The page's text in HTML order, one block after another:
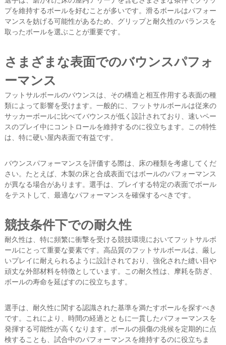
プを維持するボールを好むことが多いです。滑るボールはパフォー
マンスを妨げる可能性があるため、グリップと耐久性のバランスを
取ったボールを選ぶことが重要です。
さまざまな表面でのバウンスパフォ
ーマンス
フットサルボールのバウンスは、その構造と相互作用する表面の種
類によって影響を受けます。一般的に、フットサルボールは従来の
サッカーボールに比べてバウンスが低く設計されており、速いペー
スのプレイ中にコントロールを維持するのに役立ちます。この特性
は、特に硬い屋内表面で有益です。
バウンスパフォーマンスを評価する際は、床の種類を考慮してくだ
さい。たとえば、木製の床と合成表面ではボールのパフォーマンス
が異なる場合があります。選手は、プレイする特定の表面でボール
をテストして、最適なパフォーマンスを確保するべきです。
競技条件下での耐久性
耐久性は、特に頻繁に衝撃を受ける競技環境においてフットサルボ
ールにとって重要な要素です。高品質のフットサルボールは、厳し
いプレイに耐えられるように設計されており、強化された縫い目や
頑丈な外部材料を特徴としています。この耐久性は、摩耗を防ぎ、
ボールの寿命を延ばすのに役立ちます。
選手は、耐久性に関する認識された基準を満たすボールを探すべき
です。これにより、時間の経過とともに一貫したパフォーマンスを
発揮する可能性が高くなります。ボールの損傷の兆候を定期的に点
検することも、試合中のパフォーマンスを維持するのに役立ちま